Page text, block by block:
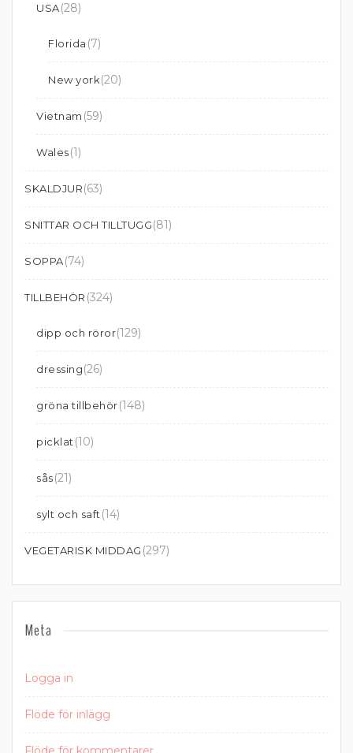
USA(28)
Florida (7)
New york(20)
Vietnam (59)
Wales(1)
SKALDJUR(63)
SNITTAR OCH TILLTUGG(81)
SOPPA(74)
TILLBEHÖR (324)
dipp och röror(129)
dressing(26)
gröna tillbehör(148)
picklat (10)
sås(21)
sylt och saft (14)
VEGETARISK MIDDAG (297)
Meta
Logga in
Flöde för inlägg